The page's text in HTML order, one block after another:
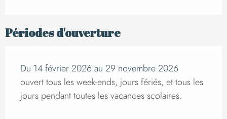
Périodes d'ouverture
Du 14 février 2026 au 29 novembre 2026
ouvert tous les week-ends, jours fériés, et tous les
jours pendant toutes les vacances scolaires.